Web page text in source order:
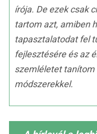
írója. De ezek csak
tartom azt, amiben
tapasztalatodat fel
fejlesztésére és az
szemléletet
módszerekkel.